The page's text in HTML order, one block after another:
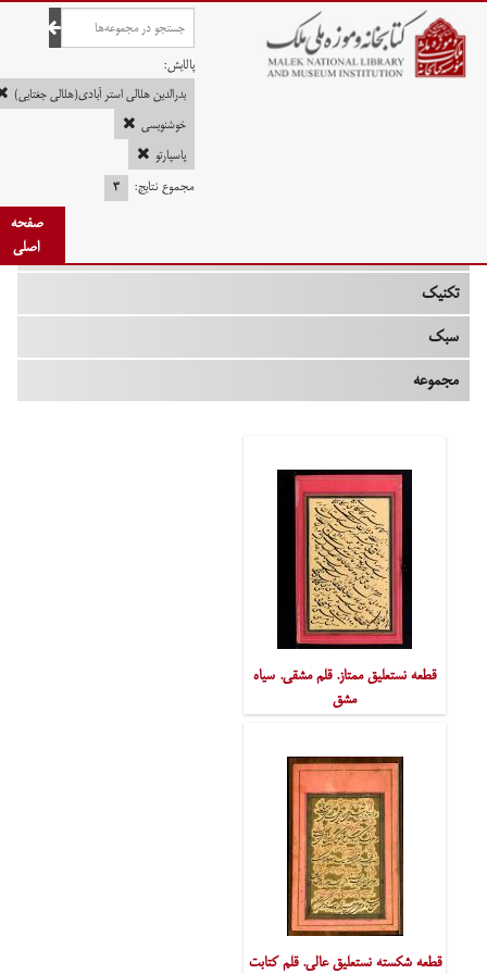
صفحه اصلی
پالایش:
بدرالدین هلالی استر آبادی(هلالی جغتایی)
خوشنویسی
پاسپارتو
مجموع نتایج:
۳
صفحه
اصلی
تکنیک
سبک
مجموعه
قطعه نستعلیق ممتاز. قلم مشقی. سیاه
مشق
قطعه شکسته نستعلیق عالی. قلم کتابت